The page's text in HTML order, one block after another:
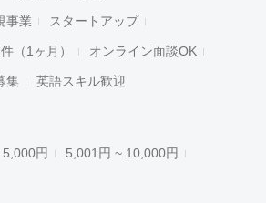
事業 スタートアップ
（1ヶ月） オンライン面談OK
集 英語スキル歓迎
円 5,001円 ~ 10,000円